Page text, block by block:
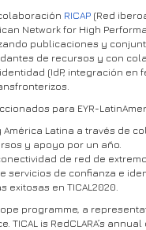
RICAP (Red
Network for High
publicaciones y
de recursos y con
(IdP, integración
para EYR-
Latina a través de
y apoyo por un año.
de red de
de confianza e
en TICAL2020.
programme, a
is RedCLARA’s